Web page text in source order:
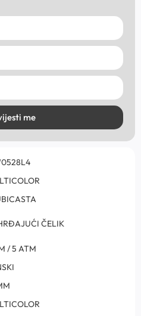
me
ČELIK
/ 5 ATM